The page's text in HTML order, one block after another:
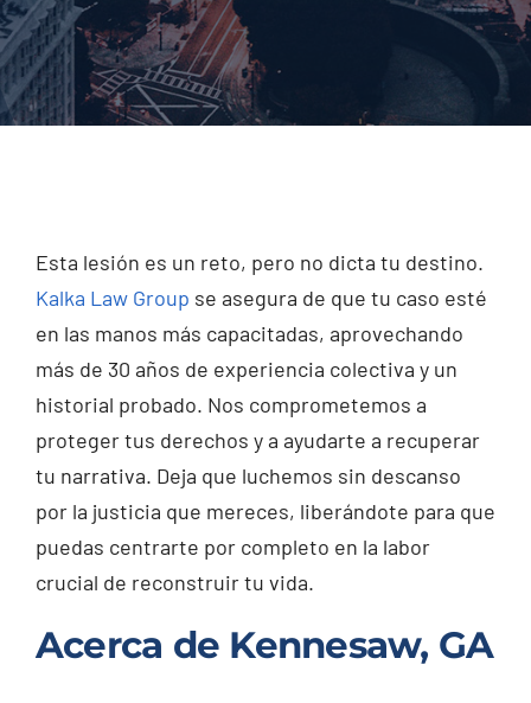
Esta lesión es un reto, pero no dicta tu destino.
Kalka Law Group se asegura de que tu caso esté
en las manos más capacitadas, aprovechando
más de 30 años de experiencia colectiva y un
historial probado. Nos comprometemos a
proteger tus derechos y a ayudarte a recuperar
tu narrativa. Deja que luchemos sin descanso
por la justicia que mereces, liberándote para que
puedas centrarte por completo en la labor
crucial de reconstruir tu vida.
Acerca de Kennesaw, GA